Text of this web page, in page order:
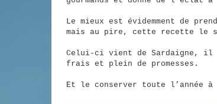
Le mieux est évidemment de
mais au pire, cette recette le
Celui-ci vient de Sardaigne, il
frais et plein de promesses.
Et le conserver toute l’année